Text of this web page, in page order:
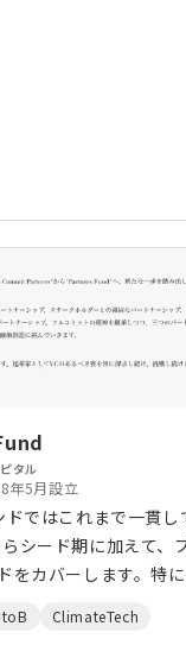
タル
年5月設立
ではこれまで一貫し
シード期に加えて、
をカバーします。特
が少なく資金調達が
ClimateTech